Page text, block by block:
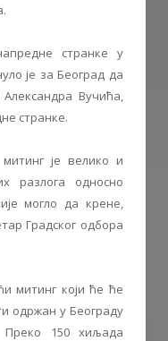
странке у
је за Београд да
Вучића,
странке.
је велико и
разлога односно
могло да крене,
Градског одбора
митинг који ће ће
одржан у Београду
Преко 150 хиљада